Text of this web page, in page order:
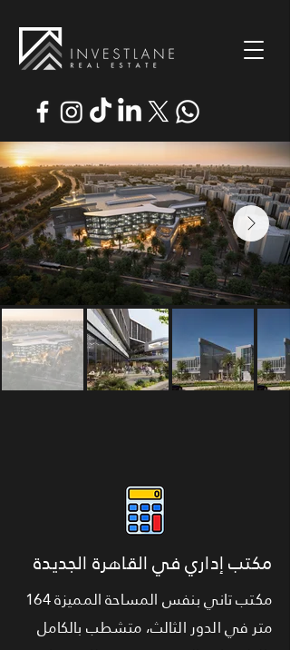
مكتب إداري في القاهرة الجديدة
مكتب تاني بنفس المساحة المميزة 164
متر في الدور الثالث، متشطب بالكامل